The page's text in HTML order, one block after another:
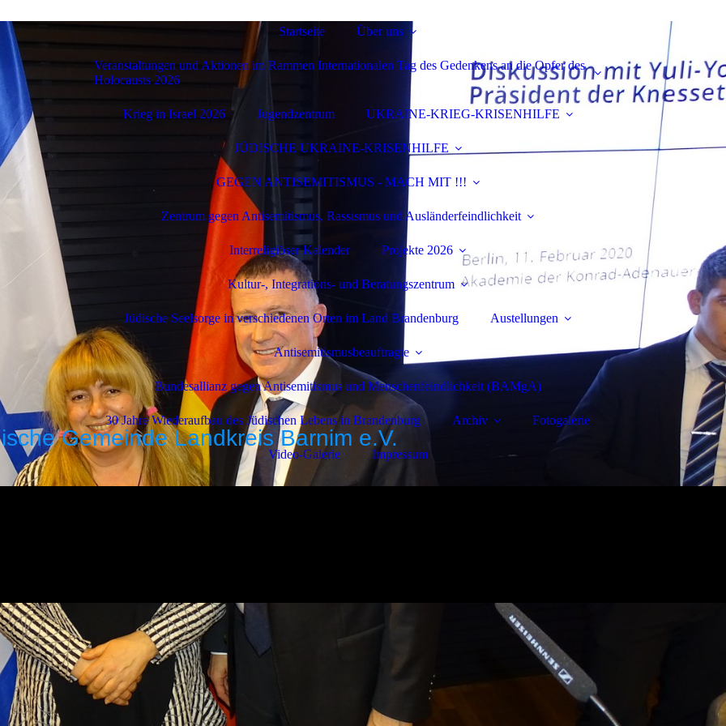
Startseite Über uns
Veranstaltungen und Aktionen im Rammen Internationalen Tag des Gedenkens an die Opfer des
Holocausts 2026
Krieg in Israel 2026 Jugendzentrum UKRAINE-KRIEG-KRISENHILFE
JÜDISCHE UKRAINE-KRISENHILFE
GEGEN ANTISEMITISMUS - MACH MIT !!!
Zentrum gegen Antisemitismus, Rassismus und Ausländerfeindlichkeit
Interreligiöser Kalender Projekte 2026
Kultur-, Integrations- und Beratungszentrum
Jüdische Seelsorge in verschiedenen Orten im Land Brandenburg Austellungen
Antisemitismusbeauftragte
Bundesallianz gegen Antisemitismus und Menschenfeindlichkeit (BAMgA)
30 Jahre Wiederaufbau des Jüdischen Lebens in Brandenburg Archiv Fotogalerie
Video-Galerie Impressum
Gemeinde Landkreis Barnim e.V.